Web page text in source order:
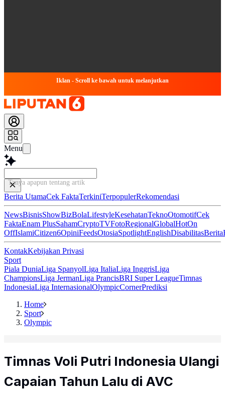
Iklan - Scroll ke bawah untuk melanjutkan
Menu
Tanya apapun tentang artikel ini...
Berita UtamaCek FaktaTerkiniTerpopulerRekomendasi
NewsBisnisShowBizBolaLifestyleKesehatanTeknoOtomotifCek
FaktaEnam PlusSahamCryptoTVFotoRegionalGlobalHotOn
OffIslamiCitizen6OpiniFeedsOtosiaSpotlightEnglishDisabilitasBerita
KontakKebijakan Privasi
Sport
Piala DuniaLiga SpanyolLiga ItaliaLiga InggrisLiga
ChampionsLiga JermanLiga PrancisBRI Super LeagueTimnas
IndonesiaLiga InternasionalOlympicCornerPrediksi
Home
Sport
Olympic
Timnas Voli Putri Indonesia Ulangi
Capaian Tahun Lalu di AVC